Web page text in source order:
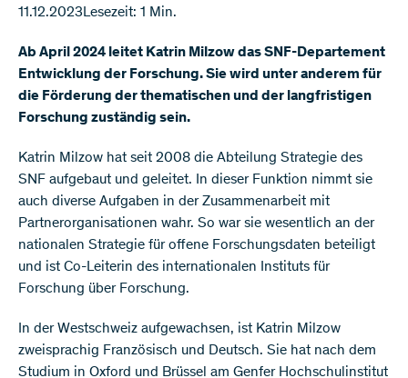
11.12.2023Lesezeit: 1 Min.
Ab April 2024 leitet Katrin Milzow das SNF-Departement
Entwicklung der Forschung. Sie wird unter anderem für
die Förderung der thematischen und der langfristigen
Forschung zuständig sein.
Katrin Milzow hat seit 2008 die Abteilung Strategie des
SNF aufgebaut und geleitet. In dieser Funktion nimmt sie
auch diverse Aufgaben in der Zusammenarbeit mit
Partnerorganisationen wahr. So war sie wesentlich an der
nationalen Strategie für offene Forschungsdaten beteiligt
und ist Co-Leiterin des internationalen Instituts für
Forschung über Forschung.
In der Westschweiz aufgewachsen, ist Katrin Milzow
zweisprachig Französisch und Deutsch. Sie hat nach dem
Studium in Oxford und Brüssel am Genfer Hochschulinstitut